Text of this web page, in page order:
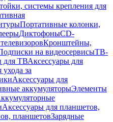
системы крепления для
Портативные колонки,
ДиктофоныCD-
Кронштейны,
на видеосервисыТВ-
для ТВАксессуары для
ухода за
Аксессуары для
аккумуляторыЭлементы
Аксессуары для планшетов,
планшетовЗарядные